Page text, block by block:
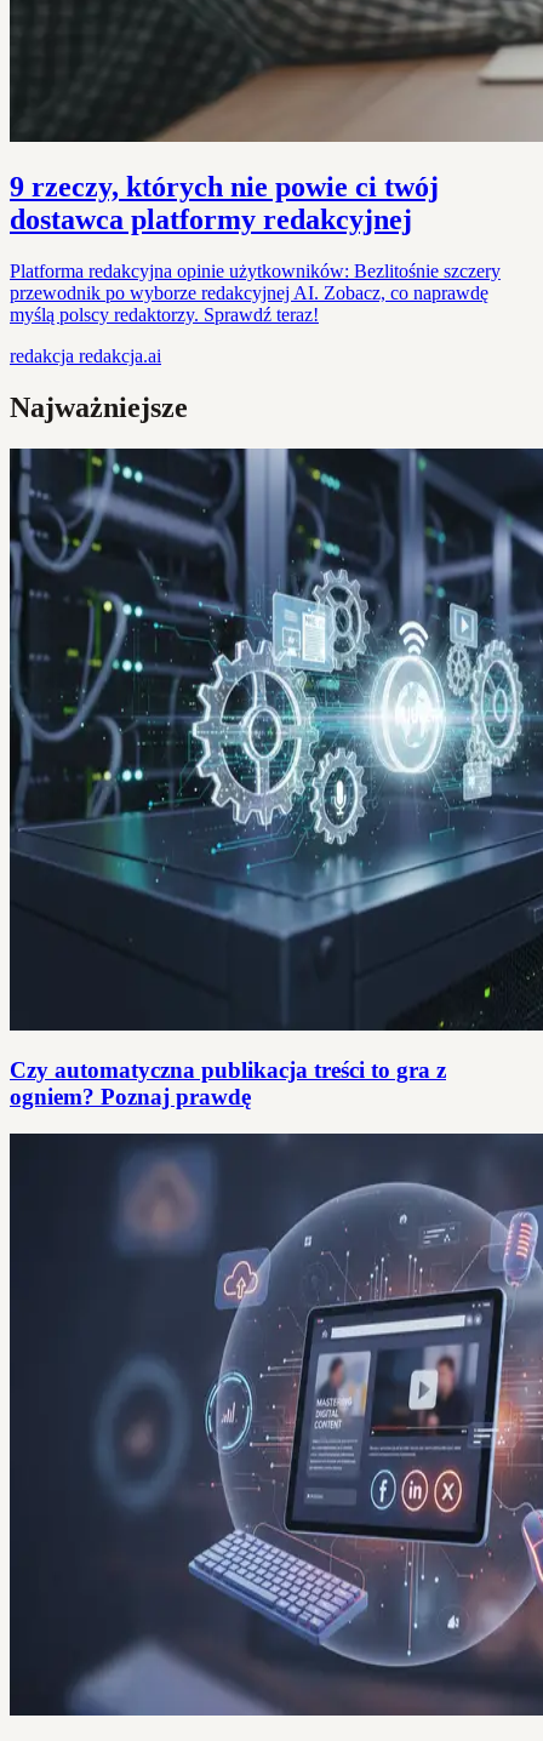
9 rzeczy, których nie powie ci twój
dostawca platformy redakcyjnej
Platforma redakcyjna opinie użytkowników: Bezlitośnie szczery
przewodnik po wyborze redakcyjnej AI. Zobacz, co naprawdę
myślą polscy redaktorzy. Sprawdź teraz!
redakcja redakcja.ai
Najważniejsze
Czy automatyczna publikacja treści to gra z
ogniem? Poznaj prawdę